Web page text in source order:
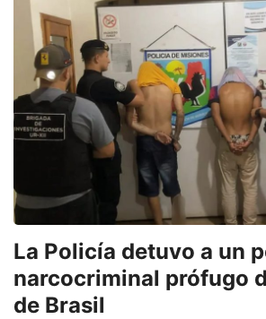
La Policía detuvo a un
narcocriminal prófugo
de Brasil